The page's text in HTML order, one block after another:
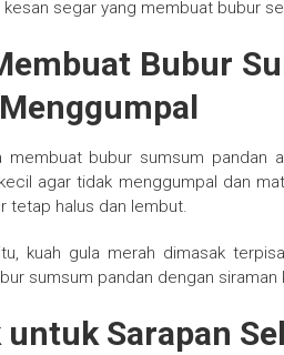
segar yang membuat bubur
Bubur
membuat bubur sumsum pandan
agar tidak menggumpal dan
tetap halus dan lembut.
kuah gula merah dimasak
sumsum pandan dengan
untuk Sarapan